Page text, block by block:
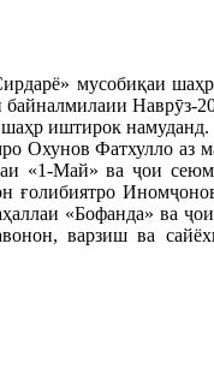
мусобиқаи
Наврӯз-
иштирок намуданд.
Охунов Фатхулло аз
«1-Май» ва ҷои
ғолибиятро
«Бофанда» ва
варзиш ва